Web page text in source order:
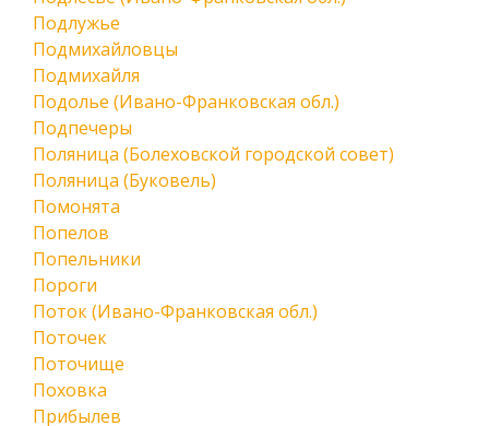
Подлужье
Подмихайловцы
Подмихайля
Подолье (Ивано-Франковская обл.)
Подпечеры
Поляница (Болеховской городской совет)
Поляница (Буковель)
Помонята
Попелов
Попельники
Пороги
Поток (Ивано-Франковская обл.)
Поточек
Поточище
Поховка
Прибылев